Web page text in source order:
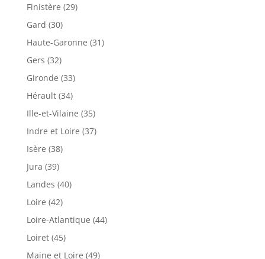
Finistère (29)
Gard (30)
Haute-Garonne (31)
Gers (32)
Gironde (33)
Hérault (34)
Ille-et-Vilaine (35)
Indre et Loire (37)
Isère (38)
Jura (39)
Landes (40)
Loire (42)
Loire-Atlantique (44)
Loiret (45)
Maine et Loire (49)